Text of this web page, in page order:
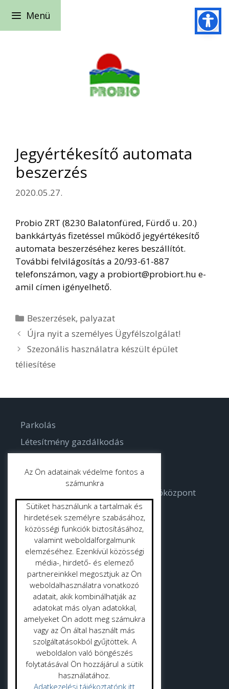
tartalomba
Menü
Jegyértékesítő automata
beszerzés
2020.05.27.
Probio ZRT (8230 Balatonfüred, Fürdő u. 20.)
bankkártyás fizetéssel működő jegyértékesítő
automata beszerzéséhez keres beszállítót.
További felvilágosítás a 20/93-61-887
telefonszámon, vagy a probiort@probiort.hu e-
amil címen igényelhető.
Kategória
Beszerzések, palyazat
Újra nyit a személyes Ügyfélszolgálat!
Szezonális használatra készült épület
téliesítése
Parkolás
Létesítmény gazdálkodás
Bodorka Balatoni Vízvilág Látogatóközpont
Strandok
Közterület tisztítás
Gyepmester
Vásrácsarnok
Adatvédelmi politika
Adatkezelési tájékoztató
Az Ön adatainak védelme fontos a
számunkra
Sütiket használunk a tartalmak és
hirdetések személyre szabásához,
közösségi funkciók biztosításához,
valamint weboldalforgalmunk
elemzéséhez. Ezenkívül közösségi
média-, hirdető- és elemező
partnereinkkel megosztjuk az Ön
weboldalhasználatra vonatkozó
adatait, akik kombinálhatják az
adatokat más olyan adatokkal,
amelyeket Ön adott meg számukra
vagy az Ön által használt más
szolgáltatásokból gyűjtöttek. A
weboldalon való böngészés
folytatásával Ön hozzájárul a sütik
használatához.
Adatkezelési tájékoztatónk itt